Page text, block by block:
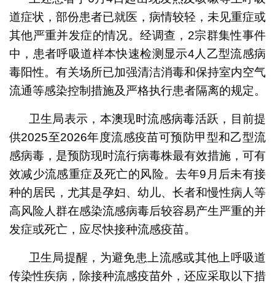
道症状，部份患者已就医，病情较轻，未见重症或
其他严重并发症的情况。经调查，2宗群集性事件
中，患者呼吸道样本快速检测显示4人乙型流感病
毒阳性。有关场所已加强清洁消毒和保持室内空气
流通等感染控制措施及严格执行患者隔离的规定。
卫生局表示，本澳现时流感病毒活跃，目前提
供2025至2026年度流感疫苗可预防甲型和乙型流
感病毒，是预防现时流行病毒株最有效措施，可有
效减少流感重症及死亡的风险。去年9月后未有接
种的居民，尤其是孕妇、幼儿、长者和慢性病人等
高风险人群在感染流感病毒后较容易产生严重的并
发症或死亡，应尽快接种流感疫苗。
卫生局提醒，为避免患上流感或其他上呼吸道
传染性疾病，除接种流感疫苗外，还应采取以下措